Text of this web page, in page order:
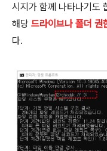
시지가 함께 나타나기도
해당 드라이브나 폴더 권
다.